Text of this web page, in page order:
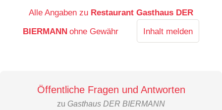
Alle Angaben zu Restaurant Gasthaus DER
BIERMANN ohne Gewähr Inhalt melden
Öffentliche Fragen und Antworten
zu Gasthaus DER BIERMANN